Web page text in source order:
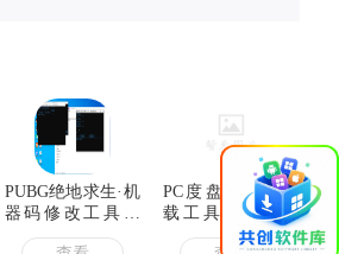
PUBG绝地求生·机
器码修改工具包
（带视频教程）
PC度盘不限速下
载工具，含工具
+详细教程